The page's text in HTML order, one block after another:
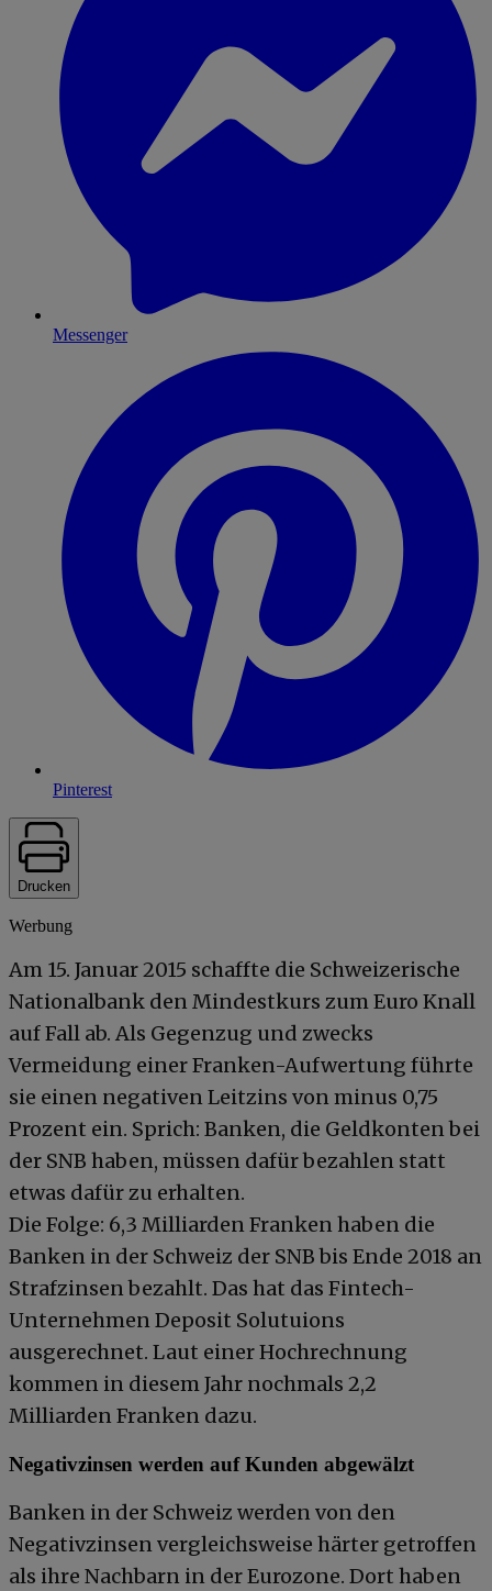
Messenger
Pinterest
Drucken
Werbung
Am 15. Januar 2015 schaffte die Schweizerische
Nationalbank den Mindestkurs zum Euro Knall
auf Fall ab. Als Gegenzug und zwecks
Vermeidung einer Franken-Aufwertung führte
sie einen negativen Leitzins von minus 0,75
Prozent ein. Sprich: Banken, die Geldkonten bei
der SNB haben, müssen dafür bezahlen statt
etwas dafür zu erhalten.
Die Folge: 6,3 Milliarden Franken haben die
Banken in der Schweiz der SNB bis Ende 2018 an
Strafzinsen bezahlt. Das hat das Fintech-
Unternehmen Deposit Solutuions
ausgerechnet. Laut einer Hochrechnung
kommen in diesem Jahr nochmals 2,2
Milliarden Franken dazu.
Negativzinsen werden auf Kunden abgewälzt
Banken in der Schweiz werden von den
Negativzinsen vergleichsweise härter getroffen
als ihre Nachbarn in der Eurozone. Dort haben